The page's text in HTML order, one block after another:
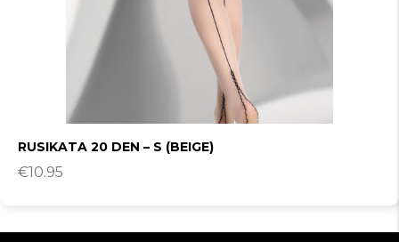
RUSIKATA 20 DEN – S (BEIGE)
€10.95